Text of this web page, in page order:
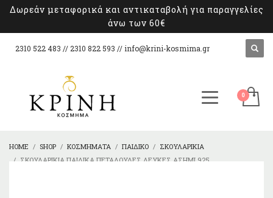
Δωρεάν μεταφορικά και αντικαταβολή για παραγγελίες
άνω των 60€
2310 522 483 // 2310 822 593 // info@krini-kosmima.gr
HOME SHOP ΚΟΣΜΉΜΑΤΑ ΠΑΙΔΙΚΌ
ΣΚΟΥΛΑΡΊΚΙΑ
ΣΚΟΥΛΑΡΊΚΙΑ ΠΑΙΔΙΚΆ ΠΕΤΑΛΟΎΔΕΣ ΛΕΥΚΈΣ ΑΣΉΜΙ 925